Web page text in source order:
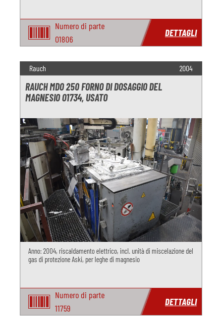
Numero di parte
O1806
DETTAGLI
Rauch 2004
RAUCH MDO 250 FORNO DI DOSAGGIO DEL
MAGNESIO O1734, USATO
Anno: 2004, riscaldamento elettrico, incl. unità di miscelazione del
gas di protezione Aski, per leghe di magnesio
Numero di parte
11759
DETTAGLI